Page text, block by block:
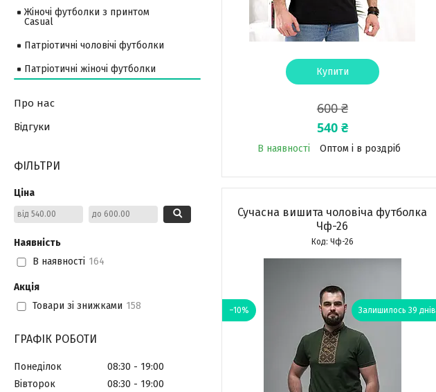
Купити
600 ₴
540 ₴
В наявності Оптом і в роздріб
Сучасна вишита чоловіча футболка
Чф-26
Чф-26
–10% Залишилось 39 днів
Жіночі футболки з принтом
Casual
Патріотичні чоловічі футболки
Патріотичні жіночі футболки
Про нас
Відгуки
ФІЛЬТРИ
Ціна
Наявність
В наявності 164
Акція
Товари зі знижками 158
ГРАФІК РОБОТИ
Понеділок 08:30
19:00
Вівторок
08:30
19:00